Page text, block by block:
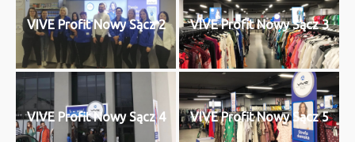
VIVE Profit Nowy Sącz 2 VIVE Profit Nowy Sącz 3
VIVE Profit Nowy Sącz 4 VIVE Profit Nowy Sącz 5